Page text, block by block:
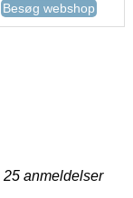
Besøg webshop
25 anmeldelser